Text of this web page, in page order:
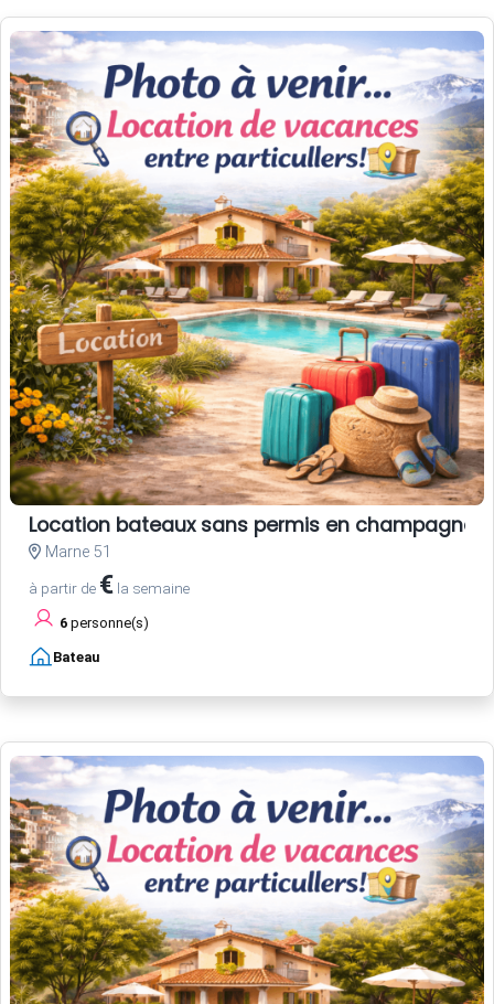
Location bateaux sans permis en champagne
Marne 51
à partir de € la semaine
6 personne(s)
Bateau